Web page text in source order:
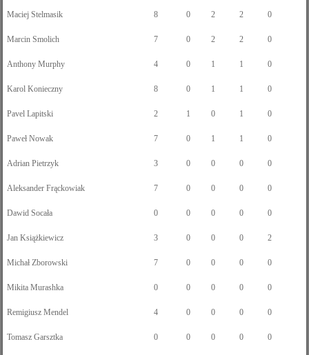
Maciej Stelmasik 8 0 2 2 0
Marcin Smolich 7 0 2 2 0
Anthony Murphy 4 0 1 1 0
Karol Konieczny 8 0 1 1 0
Pavel Lapitski 2 1 0 1 0
Paweł Nowak 7 0 1 1 0
Adrian Pietrzyk 3 0 0 0 0
Aleksander Frąckowiak 7 0 0 0 0
Dawid Socała 0 0 0 0 0
Jan Książkiewicz 3 0 0 0 2
Michał Zborowski 7 0 0 0 0
Mikita Murashka 0 0 0 0 0
Remigiusz Mendel 4 0 0 0 0
Tomasz Garsztka 0 0 0 0 0